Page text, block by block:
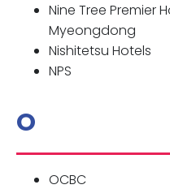
Nine Tree Premier
Myeongdong
Nishitetsu Hotels
NPS
O
OCBC